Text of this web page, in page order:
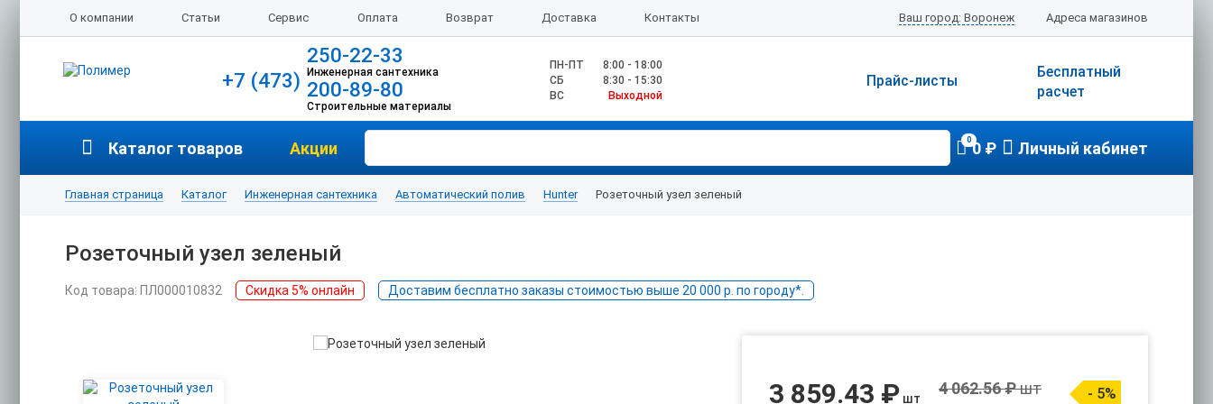
О компании Статьи Сервис Оплата Возврат Доставка Контакты Адреса магазинов
Ваш город: Воронеж
+7 (473)
250-22-33
Инженерная сантехника
200-89-80
Строительные материалы
ПН-ПТ
8:00 - 18:00
CБ
8:30 - 15:30
ВС
Выходной
Бесплатный
расчет
Прайс-листы
Каталог товаров Акции 00 ₽ Личный кабинет
Главная страница Каталог Инженерная сантехника Автоматический полив Hunter Розеточный узел зеленый
Розеточный узел зеленый
Код товара: ПЛ000010832 Скидка 5% онлайн Доставим бесплатно заказы стоимостью выше 20 000 р. по городу*.
3 859.43 ₽ шт
4 062.56 ₽шт - 5%